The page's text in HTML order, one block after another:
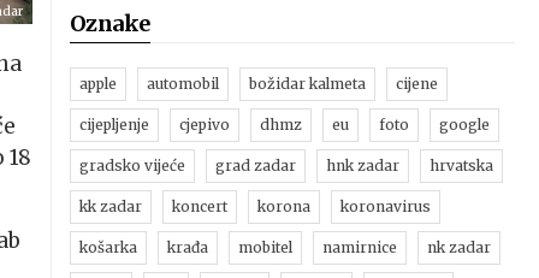
Oznake
apple automobil božidar kalmeta cijene
cijepljenje cjepivo dhmz eu foto google
gradsko vijeće grad zadar hnk zadar hrvatska
kk zadar koncert korona koronavirus
košarka krađa mobitel namirnice nk zadar